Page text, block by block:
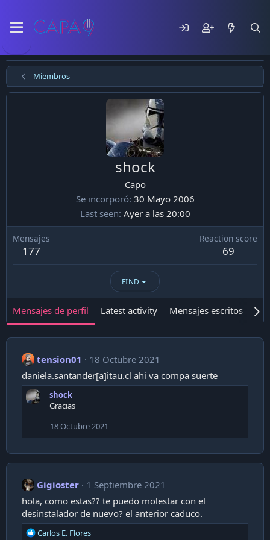
Miembros
shock
Capo
Se incorporó 30 Mayo 2006
Last seen Ayer a las 20:00
Mensajes
177
Reaction score
69
FIND
Mensajes de perfil Latest activity Mensajes escritos
tension01
18 Octubre 2021
daniela.santander[a]itau.cl ahi va compa suerte
shock
Gracias
18 Octubre 2021
Gigioster
1 Septiembre 2021
hola, como estas?? te puedo molestar con el
desinstalador de nuevo? el anterior caduco.
R
Carlos E. Flores